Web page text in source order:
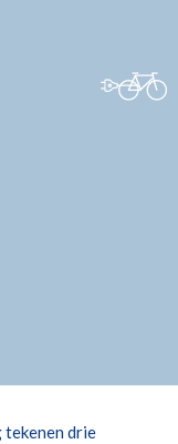
tekenen drie